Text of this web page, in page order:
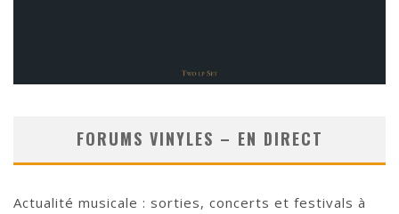
FORUMS VINYLES – EN DIRECT
Actualité musicale : sorties, concerts et festivals à